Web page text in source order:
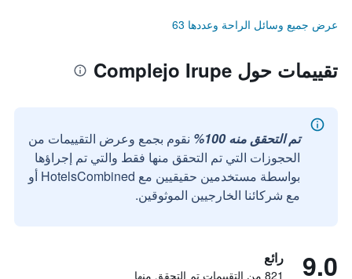
عرض جميع وسائل الراحة وعددها 63
تقييمات حول Complejo Irupe
تم التحقق منه 100%
نقوم بجمع وعرض التقييمات من
الحجوزات التي تم التحقق منها فقط والتي تم إجراؤها
بواسطة مستخدمين حقيقيين مع HotelsCombined أو
مع شركائنا الخارجيين الموثوقين.
9.0 رائع
821 من التقييمات تم التحقق منها